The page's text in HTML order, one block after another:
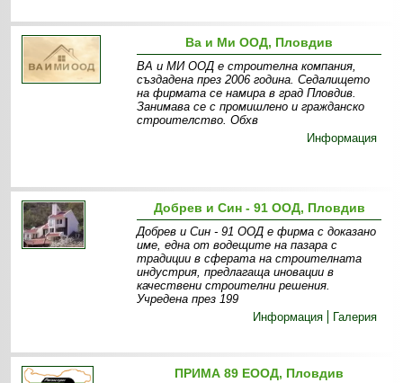
Ва и Ми ООД, Пловдив
ВА и МИ ООД е строителна компания,
създадена през 2006 година. Седалището
на фирмата се намира в град Пловдив.
Занимава се с промишлено и гражданско
строителство. Обхв
Информация
Добрев и Син - 91 ООД, Пловдив
Добрев и Син - 91 ООД е фирма с доказано
име, една от водещите на пазара с
традиции в сферата на строителната
индустрия, предлагаща иновации в
качествени строителни решения.
Учредена през 199
Информация
Галерия
ПРИМА 89 ЕООД, Пловдив